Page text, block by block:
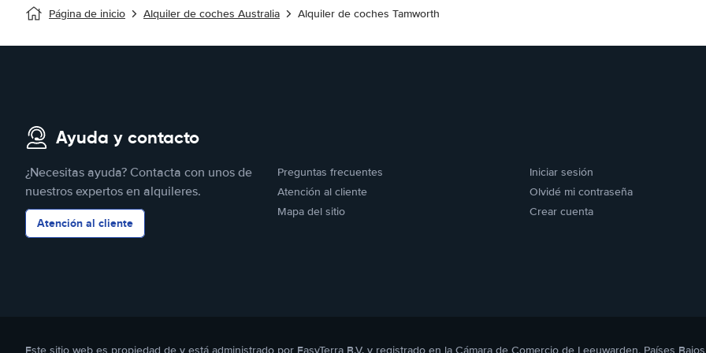
Página de inicio Alquiler de coches Australia Alquiler de coches Tamworth
Ayuda y contacto
¿Necesitas ayuda? Contacta con unos de
nuestros expertos en alquileres.
Atención al cliente
Preguntas frecuentes
Atención al cliente
Mapa del sitio
Iniciar sesión
Olvidé mi contraseña
Crear cuenta
Este sitio web es propiedad de y está administrado por EasyTerra B.V. y registrado en la Cámara de Comercio de Leeuwarden, Países